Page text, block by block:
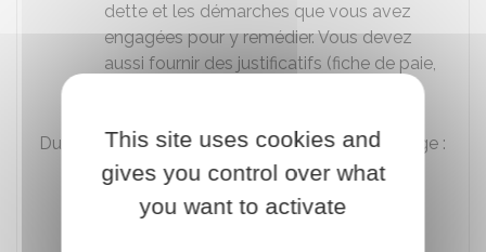
dette et les démarches que vous avez
engagées pour y remédier. Vous devez
aussi fournir des justificatifs (fiche de paie,
Durant l'audience, vous pouvez demander au juge :
De vous accorder un délai pour
rembourser votre dette
This site uses cookies and
gives you control over what
you want to activate